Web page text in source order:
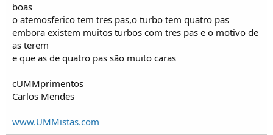
boas
o atemosferico tem tres pas,o turbo tem quatro pas
embora existem muitos turbos com tres pas e o motivo de
as terem
e que as de quatro pas são muito caras
cUMMprimentos
Carlos Mendes
www.UMMistas.com